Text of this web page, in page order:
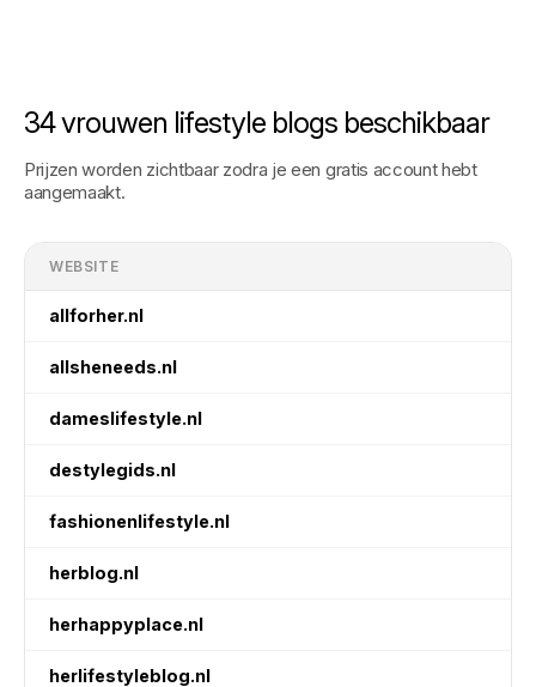
34 vrouwen lifestyle blogs beschikbaar
Prijzen worden zichtbaar zodra je een gratis account hebt
aangemaakt.
WEBSITE
allforher.nl
allsheneeds.nl
dameslifestyle.nl
destylegids.nl
fashionenlifestyle.nl
herblog.nl
herhappyplace.nl
herlifestyleblog.nl